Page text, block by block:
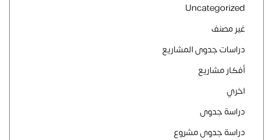
Uncategorized
غير مصنف
دراسات جدوى المشاريع
أفكار مشاريع
اخري
دراسة جدوى
دراسة جدوى مشروع